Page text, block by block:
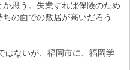
思う。失業すれば保険のため
の面での敷居が高いだろう
はないが、福岡市に、福岡学